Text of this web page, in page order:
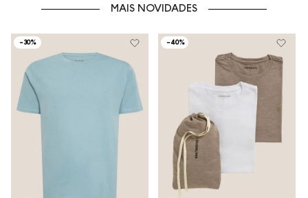
MAIS NOVIDADES
-30% -40%